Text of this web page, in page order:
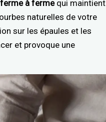
à fermequi maintient
naturelles de votre
sur les épaules et les
et provoque une